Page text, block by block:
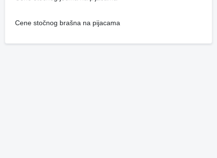
Cene stočnog brašna na pijacama